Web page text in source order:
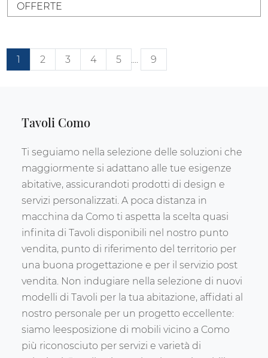
OFFERTE
1 2 3 4 5 .... 9
Tavoli Como
Ti seguiamo nella selezione delle soluzioni che
maggiormente si adattano alle tue esigenze
abitative, assicurandoti prodotti di design e
servizi personalizzati. A poca distanza in
macchina da Como ti aspetta la scelta quasi
infinita di Tavoli disponibili nel nostro punto
vendita, punto di riferimento del territorio per
una buona progettazione e per il servizio post
vendita. Non indugiare nella selezione di nuovi
modelli di Tavoli per la tua abitazione, affidati al
nostro personale per un progetto eccellente:
siamo leesposizione di mobili vicino a Como
più riconosciuto per servizi e varietà di